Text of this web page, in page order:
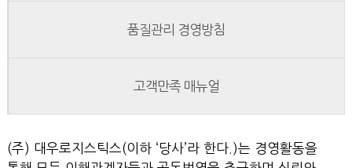
품질관리 경영방침
고객만족 매뉴얼
(주) 대우로지스틱스(이하 ‘당사’라 한다.)는 경영활동을